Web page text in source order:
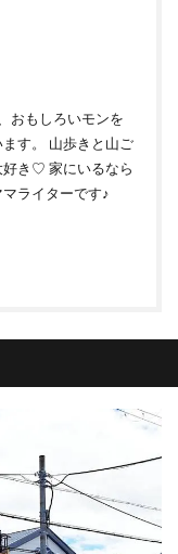
おもしろいモンを
す。 山歩きと山ご
好き♡ 家にいるなら
ライターです♪